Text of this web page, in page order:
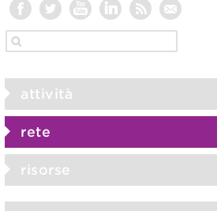
attività
rete
risorse